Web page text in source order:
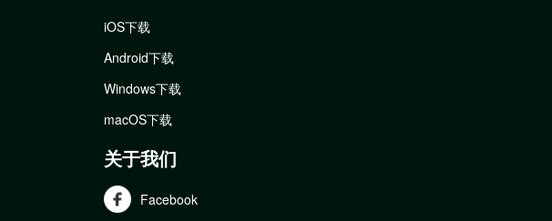
iOS下载
Android下载
Windows下载
macOS下载
关于我们
Facebook